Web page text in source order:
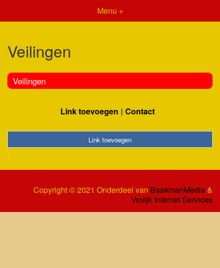
Menu +
Veilingen
Veilingen
Link toevoegen Contact
Link toevoegen
Copyright © 2021 Onderdeel van BaakmanMedia&
Vrolijk Internet Services